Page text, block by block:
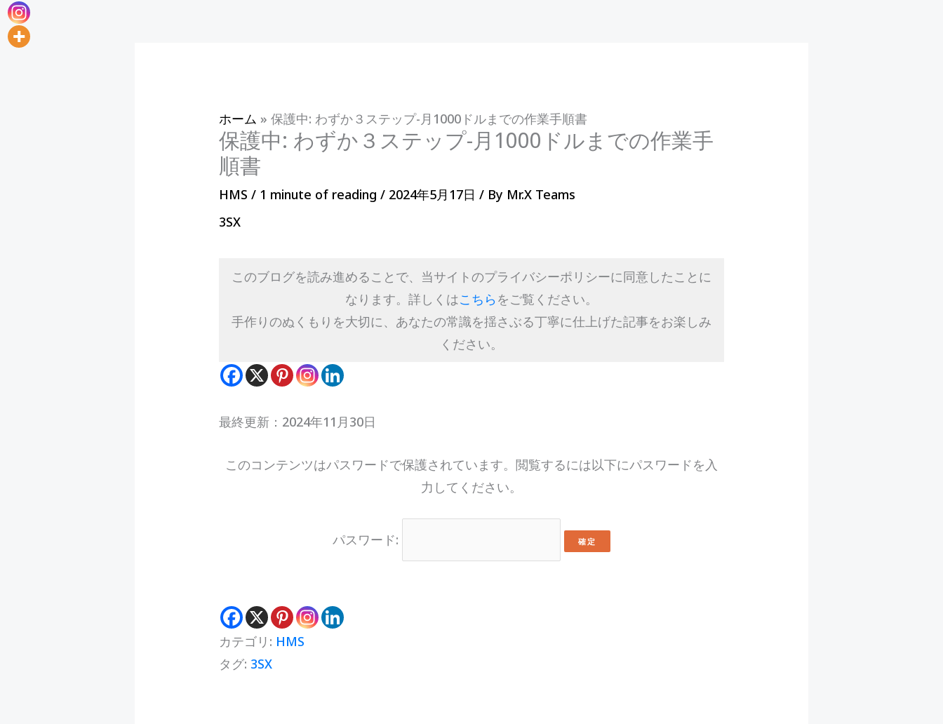
ホーム »保護中: わずか３ステップ-月1000ドルまでの作業手順書
保護中: わずか３ステップ-月1000ドルまでの作業手
順書
HMS / 1 minute of reading / 2024年5月17日/ By Mr.X Teams
3SX
このブログを読み進めることで、当サイトのプライバシーポリシーに同意したことに
なります。詳しくはこちら をご覧ください。
手作りのぬくもりを大切に、あなたの常識を揺さぶる丁寧に仕上げた記事をお楽しみ
ください。
最終更新：2024年11月30日
このコンテンツはパスワードで保護されています。閲覧するには以下にパスワードを入
力してください。
パスワード:
カテゴリ: HMS
タグ: 3SX